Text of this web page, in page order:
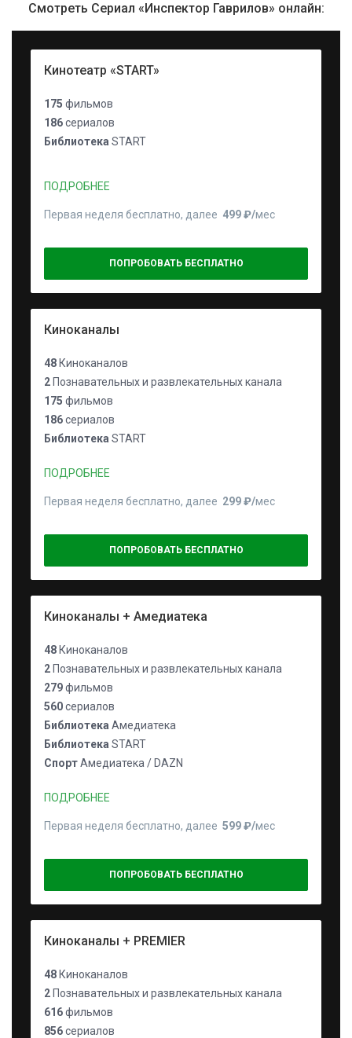
Смотреть Сериал «Инспектор Гаврилов» онлайн:
Кинотеатр «START»
175 фильмов
186сериалов
Библиотека START
ПОДРОБНЕЕ
Первая неделя бесплатно, далее 499 ₽⁠/⁠мес
ПОПРОБОВАТЬ БЕСПЛАТНО
Киноканалы
48 Киноканалов
2 Познавательных и развлекательных канала
175 фильмов
186сериалов
Библиотека START
ПОДРОБНЕЕ
Первая неделя бесплатно, далее 299 ₽⁠/⁠мес
ПОПРОБОВАТЬ БЕСПЛАТНО
Киноканалы + Амедиатека
48 Киноканалов
2 Познавательных и развлекательных канала
279фильмов
560сериалов
Библиотека Амедиатека
Библиотека START
СпортАмедиатека / DAZN
ПОДРОБНЕЕ
Первая неделя бесплатно, далее 599 ₽⁠/⁠мес
ПОПРОБОВАТЬ БЕСПЛАТНО
Киноканалы + PREMIER
48 Киноканалов
2 Познавательных и развлекательных канала
616фильмов
856сериалов